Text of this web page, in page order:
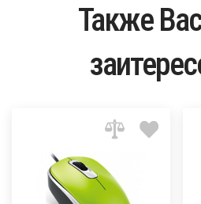
Также